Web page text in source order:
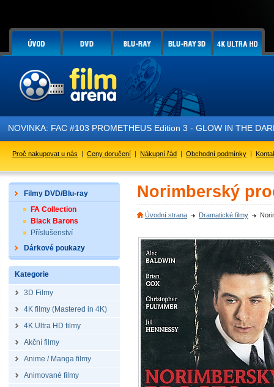
NOVINKA: FAC #103 PROMETHEUS Edition 3 - GLOW IN THE
Proč nakupovat u nás | Ceny doručení | Nákupní řád | Obchodní podmínky |
Filmy DVD/Blu-ray
FA Collection
Black Barons
Příslušenství
Dárkové poukazy
Kategorie
3D Filmy
4K filmy (Mastered in 4K)
4K Ultra HD filmy
Akční filmy
Anime / Manga filmy
Animované filmy
Norimberský
Úvodní strana Dramatické filmy